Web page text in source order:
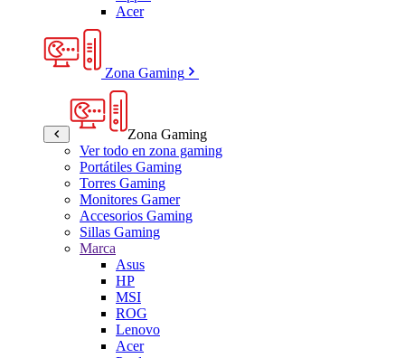
Acer
Zona Gaming
Zona Gaming
Ver todo en zona gaming
Portátiles Gaming
Torres Gaming
Monitores Gamer
Accesorios Gaming
Sillas Gaming
Marca
Asus
HP
MSI
ROG
Lenovo
Acer